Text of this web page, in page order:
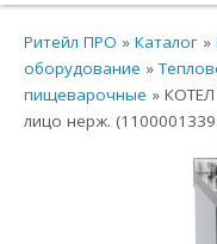
Ритейл ПРО »Каталог »
оборудование »
пищеварочные »
лицо нерж.